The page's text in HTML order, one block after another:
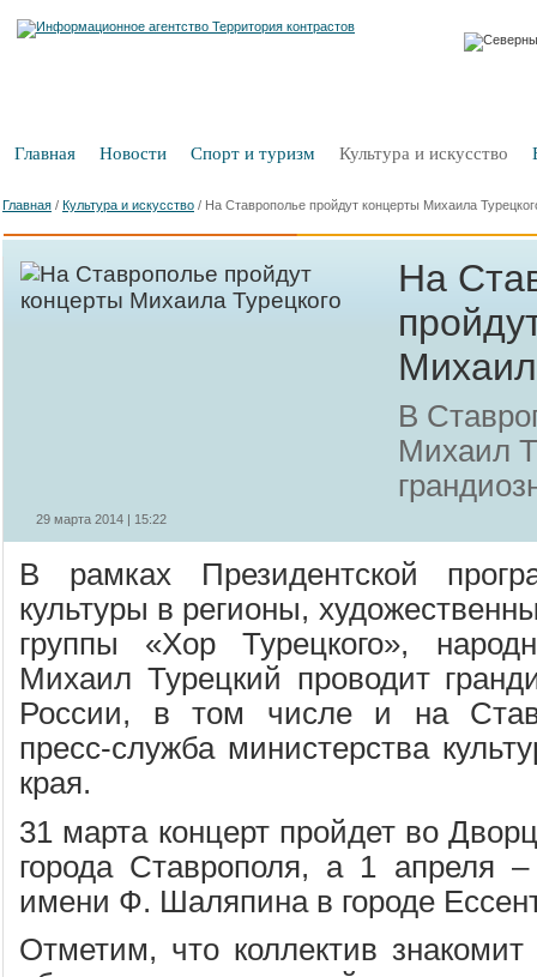
Главная Новости Спорт и туризм Культура и искусство
Главная / Культура и искусство / На Ставрополье пройдут концерты Михаила
На
В
Михаил
29 марта 2014 | 15:22
В рамках Президентской
культуры в регионы,
группы «Хор Турецкого»,
Михаил Турецкий проводит
России, в том числе и на
пресс-служба министерства
края.
31 марта концерт пройдет во
города Ставрополя, а 1 апреля
имени Ф. Шаляпина в городе
Отметим, что коллектив